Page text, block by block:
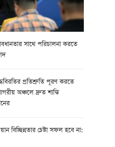
সাথে পরিচালনা করতে
প্রতিশ্রুতি পূরণ করতে
অঞ্চলে দ্রুত শান্তি
বিচ্ছিন্নতার চেষ্টা সফল হবে না: